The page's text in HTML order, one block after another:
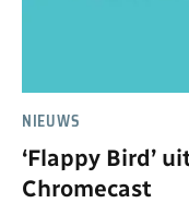
NIEUWS
‘Flappy Bird’
Chromecast